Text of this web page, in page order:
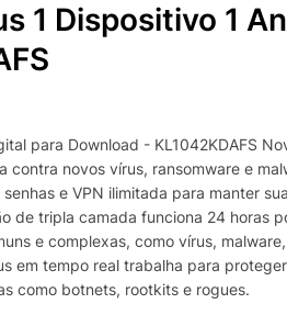
1 Dispositivo 1
para Download - KL1042KDAFS
novos vírus, ransomware e
e VPN ilimitada para manter
de tripla camada funciona 24 horas
e complexas, como vírus,
em tempo real trabalha para
como botnets, rootkits e rogues.